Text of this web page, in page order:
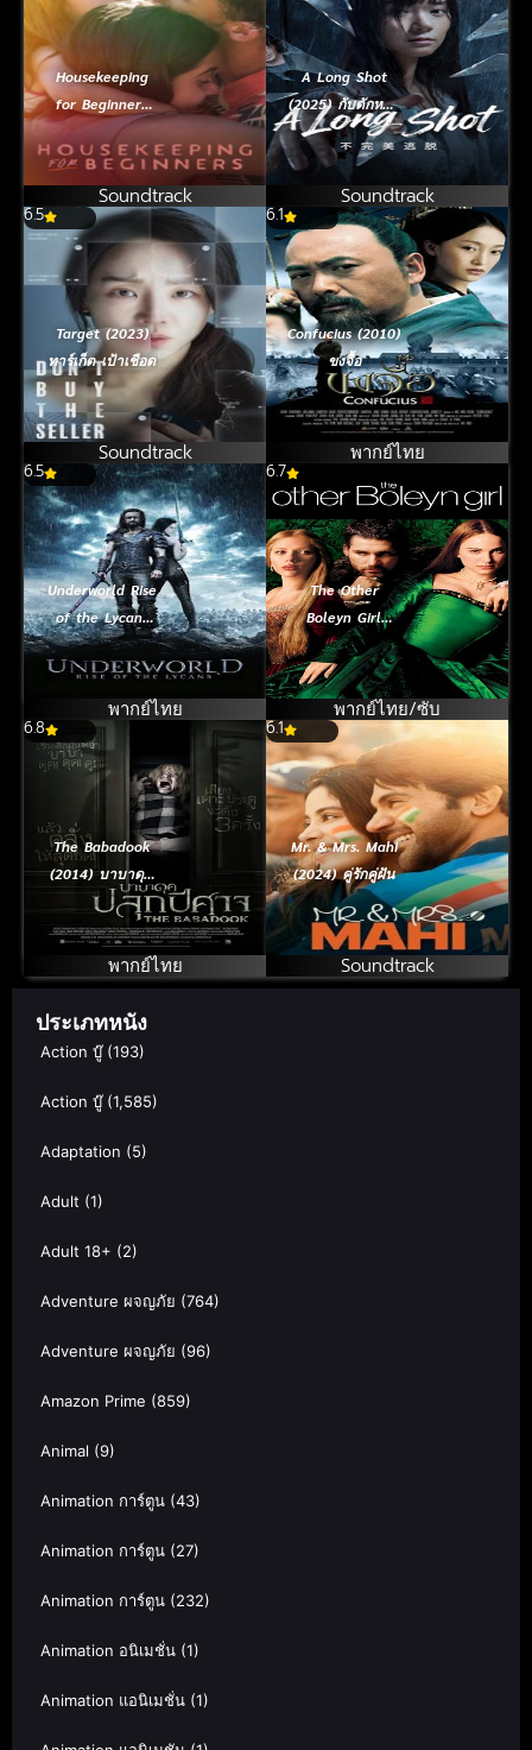
Housekeeping
for Beginners
(2023)
Soundtrack
A Long Shot
(2025) กับดักหลบ
หนี
Soundtrack
6.5
Target (2023)
ทาร์เก็ต เป้าเชือด
Soundtrack
6.1
Confucius (2010)
ขงจื้อ
พากย์ไทย
6.5
Underworld Rise
of the Lycans
(2009) สงคราม
โค่นพันธุ์อสูร 3
ปลดแอกจอมทัพ
อสูร
พากย์ไทย
6.7
The Other
Boleyn Girl
(2008) บัลลังก์รัก
ฉาวโลก
พากย์ไทย/ซับ
6.8
The Babadook
(2014) บาบาดุค
ปลุกปีศาจ
พากย์ไทย
6.1
Mr. & Mrs. Mahi
(2024) คู่รักคู่ฝัน
Soundtrack
ประเภทหนัง
Action บู๊(193)
Action บู๊(1,585)
Adaptation (5)
Adult (1)
Adult 18+ (2)
Adventure ผจญภัย (764)
Adventure ผจญภัย (96)
Amazon Prime (859)
Animal (9)
Animation การ์ตูน (43)
Animation การ์ตูน (27)
Animation การ์ตูน (232)
Animation อนิเมชั่น (1)
Animation แอนิเมชั่น (1)